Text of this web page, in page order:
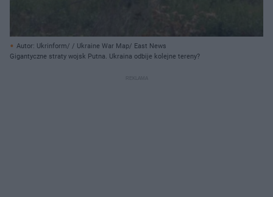
Autor: Ukrinform/ / Ukraine War Map/ East News
Gigantyczne straty wojsk Putna. Ukraina odbije kolejne tereny?